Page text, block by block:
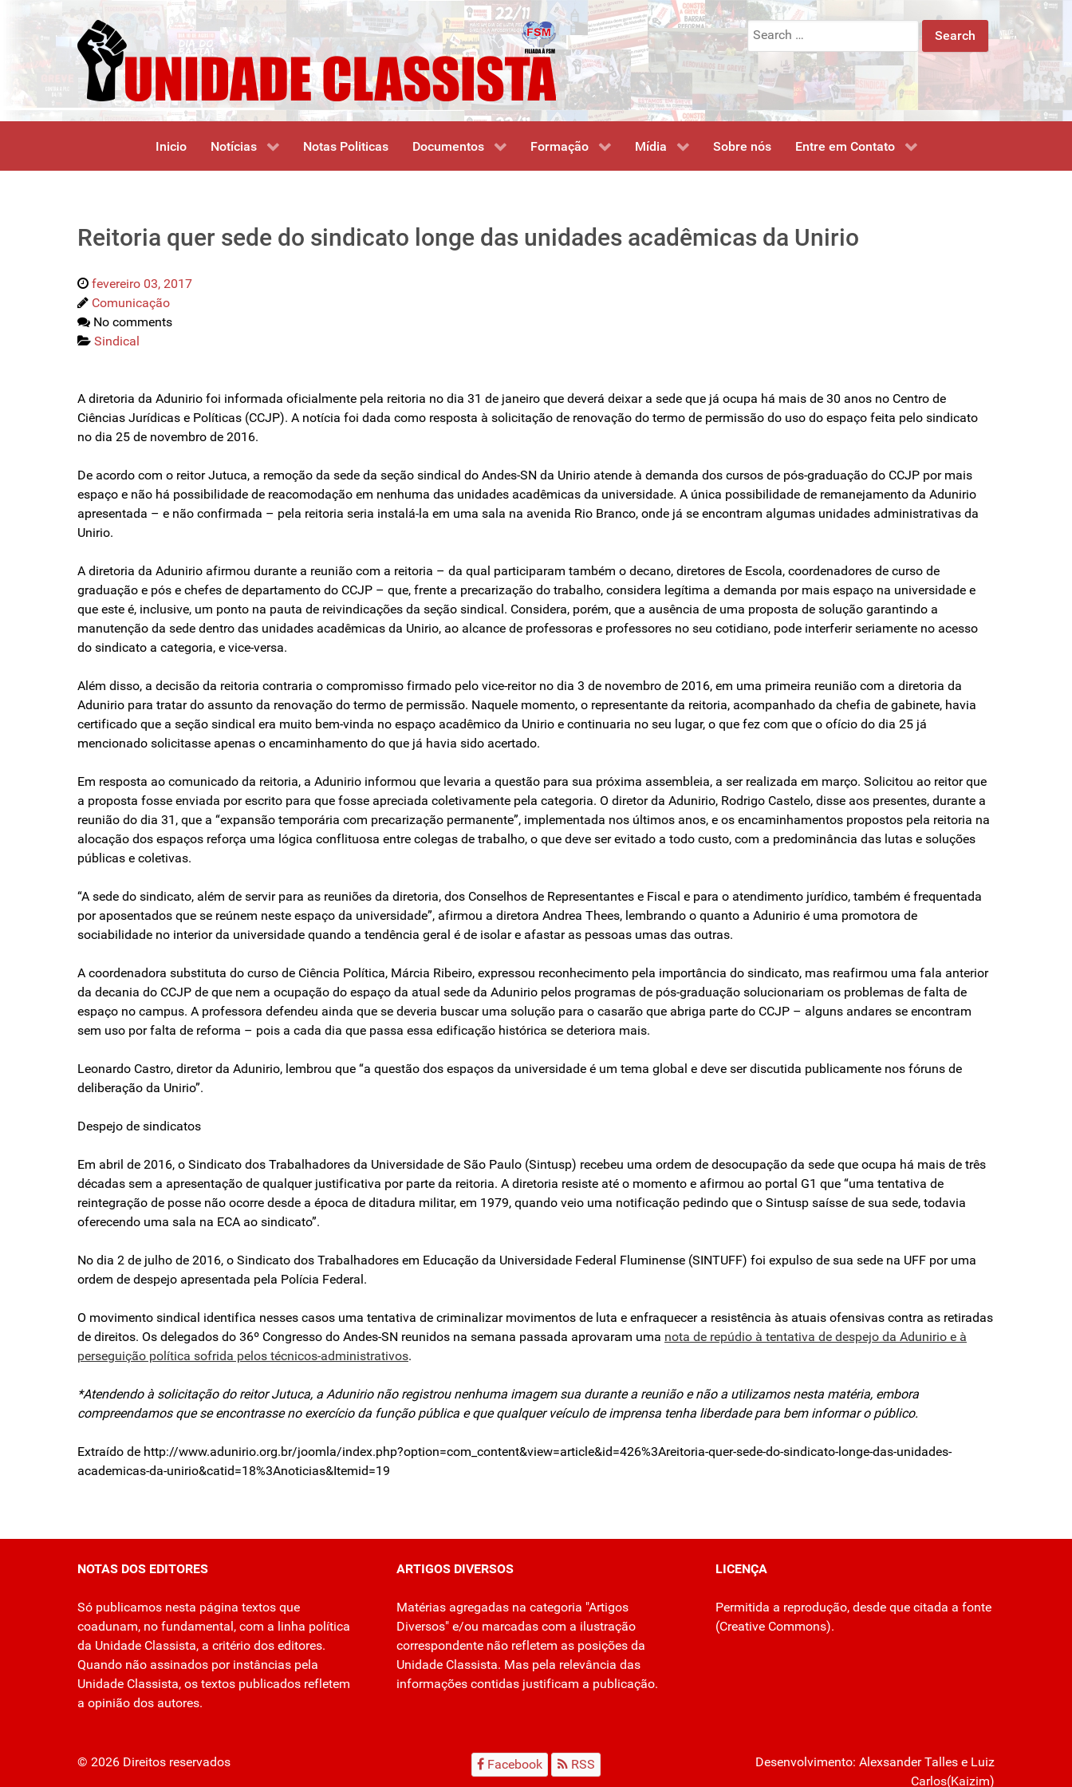
Search
for:
Inicio Notícias Notas Politicas Documentos Formação Mídia Sobre nós Entre em Contato
Reitoria quer sede do sindicato longe das unidades acadêmicas da Unirio
fevereiro 03, 2017
Comunicação
No comments
Sindical
A diretoria da Adunirio foi informada oficialmente pela reitoria no dia 31 de janeiro que deverá deixar a sede que já ocupa há mais de 30 anos no Centro de
Ciências Jurídicas e Políticas (CCJP). A notícia foi dada como resposta à solicitação de renovação do termo de permissão do uso do espaço feita pelo sindicato
no dia 25 de novembro de 2016.
De acordo com o reitor Jutuca, a remoção da sede da seção sindical do Andes-SN da Unirio atende à demanda dos cursos de pós-graduação do CCJP por mais
espaço e não há possibilidade de reacomodação em nenhuma das unidades acadêmicas da universidade. A única possibilidade de remanejamento da Adunirio
apresentada – e não confirmada – pela reitoria seria instalá-la em uma sala na avenida Rio Branco, onde já se encontram algumas unidades administrativas da
Unirio.
A diretoria da Adunirio afirmou durante a reunião com a reitoria – da qual participaram também o decano, diretores de Escola, coordenadores de curso de
graduação e pós e chefes de departamento do CCJP – que, frente a precarização do trabalho, considera legítima a demanda por mais espaço na universidade e
que este é, inclusive, um ponto na pauta de reivindicações da seção sindical. Considera, porém, que a ausência de uma proposta de solução garantindo a
manutenção da sede dentro das unidades acadêmicas da Unirio, ao alcance de professoras e professores no seu cotidiano, pode interferir seriamente no acesso
do sindicato a categoria, e vice-versa.
Além disso, a decisão da reitoria contraria o compromisso firmado pelo vice-reitor no dia 3 de novembro de 2016, em uma primeira reunião com a diretoria da
Adunirio para tratar do assunto da renovação do termo de permissão. Naquele momento, o representante da reitoria, acompanhado da chefia de gabinete, havia
certificado que a seção sindical era muito bem-vinda no espaço acadêmico da Unirio e continuaria no seu lugar, o que fez com que o ofício do dia 25 já
mencionado solicitasse apenas o encaminhamento do que já havia sido acertado.
Em resposta ao comunicado da reitoria, a Adunirio informou que levaria a questão para sua próxima assembleia, a ser realizada em março. Solicitou ao reitor que
a proposta fosse enviada por escrito para que fosse apreciada coletivamente pela categoria. O diretor da Adunirio, Rodrigo Castelo, disse aos presentes, durante a
reunião do dia 31, que a “expansão temporária com precarização permanente”, implementada nos últimos anos, e os encaminhamentos propostos pela reitoria na
alocação dos espaços reforça uma lógica conflituosa entre colegas de trabalho, o que deve ser evitado a todo custo, com a predominância das lutas e soluções
públicas e coletivas.
“A sede do sindicato, além de servir para as reuniões da diretoria, dos Conselhos de Representantes e Fiscal e para o atendimento jurídico, também é frequentada
por aposentados que se reúnem neste espaço da universidade”, afirmou a diretora Andrea Thees, lembrando o quanto a Adunirio é uma promotora de
sociabilidade no interior da universidade quando a tendência geral é de isolar e afastar as pessoas umas das outras.
A coordenadora substituta do curso de Ciência Política, Márcia Ribeiro, expressou reconhecimento pela importância do sindicato, mas reafirmou uma fala anterior
da decania do CCJP de que nem a ocupação do espaço da atual sede da Adunirio pelos programas de pós-graduação solucionariam os problemas de falta de
espaço no campus. A professora defendeu ainda que se deveria buscar uma solução para o casarão que abriga parte do CCJP – alguns andares se encontram
sem uso por falta de reforma – pois a cada dia que passa essa edificação histórica se deteriora mais.
Leonardo Castro, diretor da Adunirio, lembrou que “a questão dos espaços da universidade é um tema global e deve ser discutida publicamente nos fóruns de
deliberação da Unirio”.
Despejo de sindicatos
Em abril de 2016, o Sindicato dos Trabalhadores da Universidade de São Paulo (Sintusp) recebeu uma ordem de desocupação da sede que ocupa há mais de três
décadas sem a apresentação de qualquer justificativa por parte da reitoria. A diretoria resiste até o momento e afirmou ao portal G1 que “uma tentativa de
reintegração de posse não ocorre desde a época de ditadura militar, em 1979, quando veio uma notificação pedindo que o Sintusp saísse de sua sede, todavia
oferecendo uma sala na ECA ao sindicato”.
No dia 2 de julho de 2016, o Sindicato dos Trabalhadores em Educação da Universidade Federal Fluminense (SINTUFF) foi expulso de sua sede na UFF por uma
ordem de despejo apresentada pela Polícia Federal.
O movimento sindical identifica nesses casos uma tentativa de criminalizar movimentos de luta e enfraquecer a resistência às atuais ofensivas contra as retiradas
de direitos. Os delegados do 36º Congresso do Andes-SN reunidos na semana passada aprovaram uma nota de repúdio à tentativa de despejo da Adunirio e à
perseguição política sofrida pelos técnicos-administrativos.
*Atendendo à solicitação do reitor Jutuca, a Adunirio não registrou nenhuma imagem sua durante a reunião e não a utilizamos nesta matéria, embora
compreendamos que se encontrasse no exercício da função pública e que qualquer veículo de imprensa tenha liberdade para bem informar o público.
Extraído de http://www.adunirio.org.br/joomla/index.php?option=com_content&view=article&id=426%3Areitoria-quer-sede-do-sindicato-longe-das-unidades-
academicas-da-unirio&catid=18%3Anoticias&Itemid=19
NOTAS DOS EDITORES
Só publicamos nesta página textos que
coadunam, no fundamental, com a linha política
da Unidade Classista, a critério dos editores.
Quando não assinados por instâncias pela
Unidade Classista, os textos publicados refletem
a opinião dos autores.
ARTIGOS DIVERSOS
Matérias agregadas na categoria "Artigos
Diversos" e/ou marcadas com a ilustração
correspondente não refletem as posições da
Unidade Classista. Mas pela relevância das
informações contidas justificam a publicação.
LICENÇA
Permitida a reprodução, desde que citada a fonte
(Creative Commons).
© 2026 Direitos reservados Facebook RSS Desenvolvimento: Alexsander Tallese Luiz
Carlos(Kaizim)